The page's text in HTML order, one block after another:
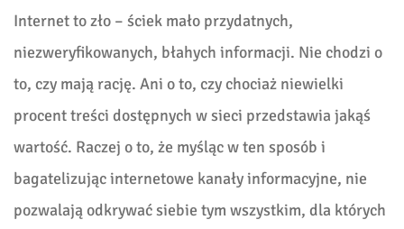
Internet to zło – ściek mało przydatnych,
niezweryfikowanych, błahych informacji. Nie chodzi o
to, czy mają rację. Ani o to, czy chociaż niewielki
procent treści dostępnych w sieci przedstawia jakąś
wartość. Raczej o to, że myśląc w ten sposób i
bagatelizując internetowe kanały informacyjne, nie
pozwalają odkrywać siebie tym wszystkim, dla których